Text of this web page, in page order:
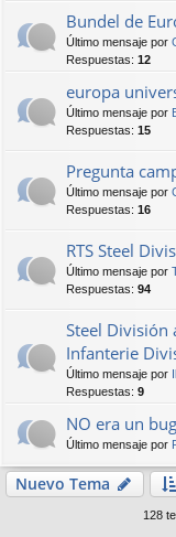
Bundel de
Último mensaje por
Respuestas: 12
europa
Último mensaje por
Respuestas: 15
Pregunta
Último mensaje por
Respuestas: 16
RTS Steel
Último mensaje por
Respuestas: 94
Steel División
Infanterie
Último mensaje por
Respuestas: 9
NO era un bug
Último mensaje por
Nuevo Tema
128